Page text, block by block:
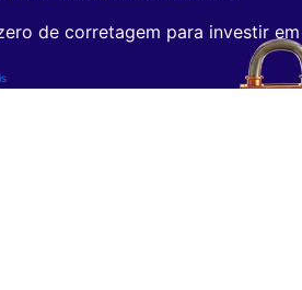
de corretagem para investir